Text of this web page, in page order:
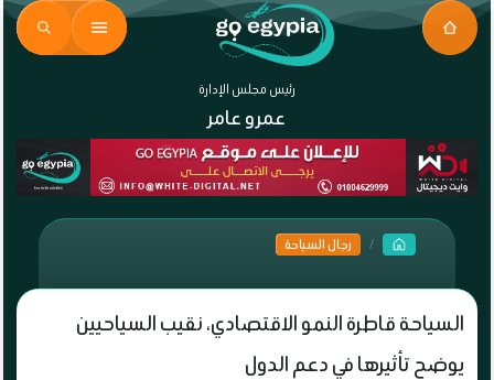
رئيس مجلس الإدارة
عمرو عامر
رجال السياحة
السياحة قاطرة النمو الاقتصادي، نقيب السياحيين
يوضح تأثيرها في دعم الدول